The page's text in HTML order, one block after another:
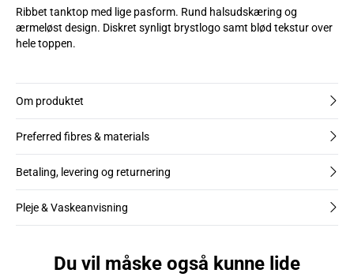
Ribbet tanktop med lige pasform. Rund halsudskæring og
ærmeløst design. Diskret synligt brystlogo samt blød tekstur over
hele toppen.
Om produktet
Preferred fibres & materials
Betaling, levering og returnering
Pleje & Vaskeanvisning
Du vil måske også kunne lide